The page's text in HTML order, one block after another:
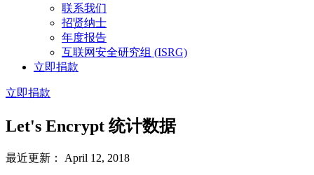
联系我们
招贤纳士
年度报告
互联网安全研究组 (ISRG)
立即捐款
立即捐款
Let's Encrypt 统计数据
最近更新： April 12, 2018